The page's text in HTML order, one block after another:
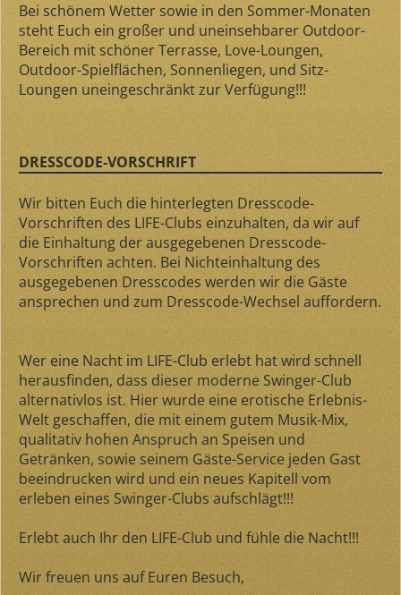
Bei schönem Wetter sowie in den Sommer-Monaten
steht Euch ein großer und uneinsehbarer Outdoor-
Bereich mit schöner Terrasse, Love-Loungen,
Outdoor-Spielflächen, Sonnenliegen, und Sitz-
Loungen uneingeschränkt zur Verfügung!!!
DRESSCODE-VORSCHRIFT
Wir bitten Euch die hinterlegten Dresscode-
Vorschriften des LIFE-Clubs einzuhalten, da wir auf
die Einhaltung der ausgegebenen Dresscode-
Vorschriften achten. Bei Nichteinhaltung des
ausgegebenen Dresscodes werden wir die Gäste
ansprechen und zum Dresscode-Wechsel auffordern.
Wer eine Nacht im LIFE-Club erlebt hat wird schnell
herausfinden, dass dieser moderne Swinger-Club
alternativlos ist. Hier wurde eine erotische Erlebnis-
Welt geschaffen, die mit einem gutem Musik-Mix,
qualitativ hohen Anspruch an Speisen und
Getränken, sowie seinem Gäste-Service jeden Gast
beeindrucken wird und ein neues Kapitell vom
erleben eines Swinger-Clubs aufschlägt!!!
Erlebt auch Ihr den LIFE-Club und fühle die Nacht!!!
Wir freuen uns auf Euren Besuch,